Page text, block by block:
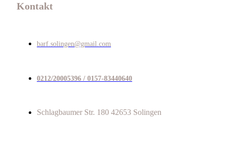
Kontakt
barf.solingen@gmail.com
0212/20005396 / 0157-83440640
Schlagbaumer Str. 180 42653 Solingen